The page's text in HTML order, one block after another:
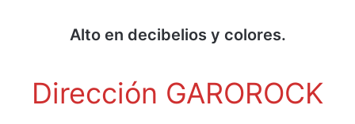
Alto en decibelios y colores.
Dirección GAROROCK